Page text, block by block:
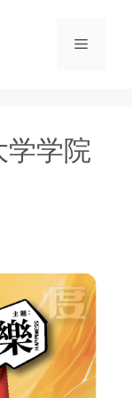
学学院